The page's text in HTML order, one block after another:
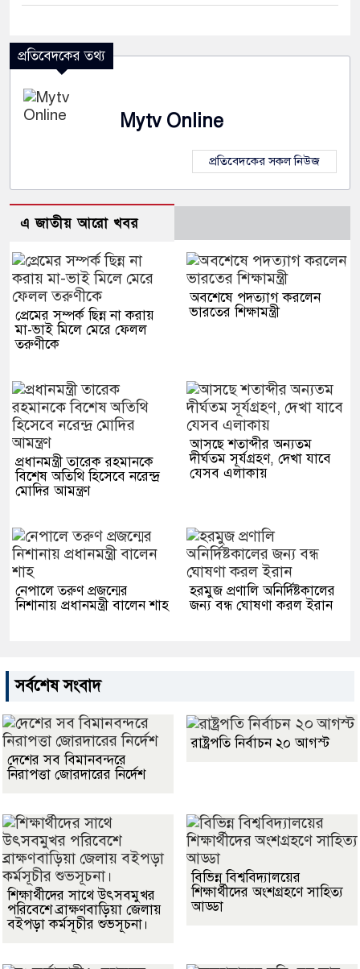
জামায়াত ফেরেশতাদের দল নয়,
প্রতিবেদকের তথ্য
Mytv Online
প্রতিবেদকের সকল নিউজ
এ জাতীয় আরো খবর
প্রেমের সম্পর্ক ছিন্ন না করায়
মা-ভাই মিলে মেরে ফেলল
তরুণীকে
অবশেষে পদত্যাগ করলেন
ভারতের শিক্ষামন্ত্রী
প্রধানমন্ত্রী তারেক রহমানকে
বিশেষ অতিথি হিসেবে নরেন্দ্র
মোদির আমন্ত্রণ
আসছে শতাব্দীর অন্যতম
দীর্ঘতম সূর্যগ্রহণ, দেখা যাবে
যেসব এলাকায়
নেপালে তরুণ প্রজন্মের
নিশানায় প্রধানমন্ত্রী বালেন শাহ
হরমুজ প্রণালি অনির্দিষ্টকালের
জন্য বন্ধ ঘোষণা করল ইরান
সর্বশেষ সংবাদ
দেশের সব বিমানবন্দরে
নিরাপত্তা জোরদারের নির্দেশ
রাষ্ট্রপতি নির্বাচন ২০ আগস্ট
শিক্ষার্থীদের সাথে উৎসবমুখর
পরিবেশে ব্রাক্ষণবাড়িয়া জেলায়
বইপড়া কর্মসূচীর শুভসূচনা।
বিভিন্ন বিশ্ববিদ্যালয়ের
শিক্ষার্থীদের অংশগ্রহণে সাহিত্য
আড্ডা